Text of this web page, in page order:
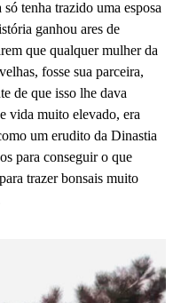
tenha trazido uma esposa
ganhou ares de
que qualquer mulher da
fosse sua parceira,
de que isso lhe dava
vida muito elevado, era
um erudito da Dinastia
para conseguir o que
trazer bonsais muito